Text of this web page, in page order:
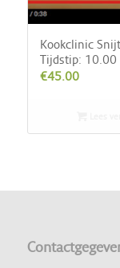
Kookclinic
Tijdstip: 10.00
€45.00